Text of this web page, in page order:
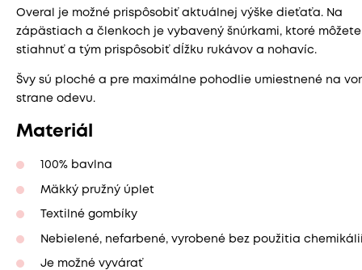
Overal je možné prispôsobiť aktuálnej výške dieťaťa. Na
zápästiach a členkoch je vybavený šnúrkami, ktoré môžete
stiahnuť a tým prispôsobiť dĺžku rukávov a nohavíc.
Švy sú ploché a pre maximálne pohodlie umiestnené na
strane odevu.
Materiál
100% bavlna
Mäkký pružný úplet
Textilné gombíky
Nebielené, nefarbené, vyrobené bez použitia
Je možné vyvárať